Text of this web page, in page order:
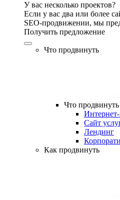
У вас несколько проектов?
Если у вас два или более
SEO-продвижении, мы
Получить предложение
Что продвинуть
Что продвинуть
Сайт
Лендинг
Как продвинуть